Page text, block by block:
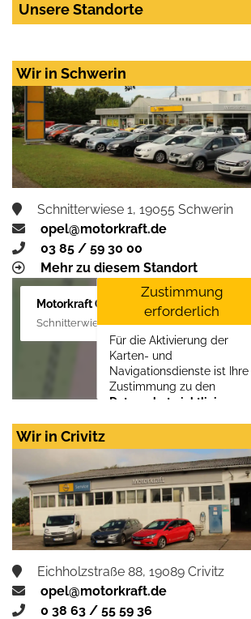
Unsere Standorte
Wir in Schwerin
Schnitterwiese 1, 19055 Schwerin
opel@motorkraft.de
03 85 / 59 30 00
Mehr zu diesem Standort
Motorkraft GmbH
Schnitterwiese 1, 19055 Schwerin
Zustimmung
erforderlich
Für die Aktivierung der
Karten- und
Navigationsdienste ist Ihre
Zustimmung zu den
Datenschutzrichtlinien
Zustimmen und
aktivieren
Wir in Crivitz
Eichholzstraße 88, 19089 Crivitz
opel@motorkraft.de
0 38 63 / 55 59 36